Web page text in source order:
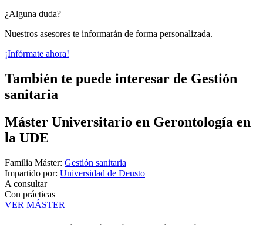
¿Alguna duda?
Nuestros asesores te informarán de forma personalizada.
¡Infórmate ahora!
También te puede interesar de Gestión
sanitaria
Máster Universitario en Gerontología en
la UDE
Familia Máster: Gestión sanitaria
Impartido por: Universidad de Deusto
A consultar
Con prácticas
VER MÁSTER